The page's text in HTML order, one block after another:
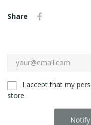
Share
I accept that my
store.
Notify